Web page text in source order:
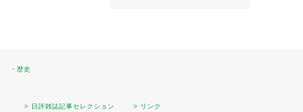
・歴史
> 日評雑誌記事セレクション > リンク